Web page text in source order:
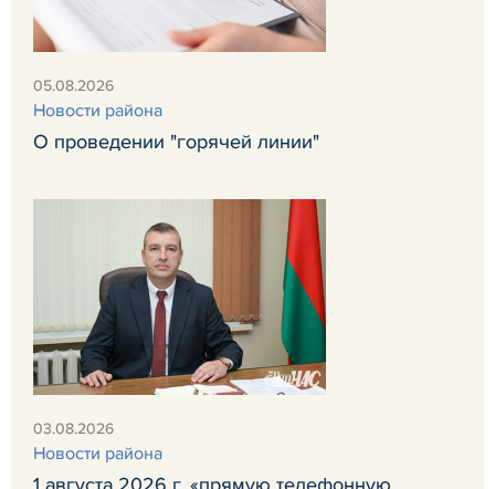
05.08.2026
Новости района
О проведении "горячей линии"
03.08.2026
Новости района